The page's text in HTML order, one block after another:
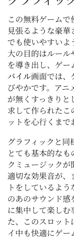
この無料ゲーム
見張るような豪
でも使いやすいよ
大の目的はルー
を導き出し、ゲ
バイル画面では、
びやかです。ア
が無くすっきりと
求して作られたこ
ットを心行くまで
グラフィックと同
とても基本的な
クミュージックが
適切な効果音が、
トをしているよ
のあのサウンド感
に集中して楽しむ
た、このスロット
イ中も快適にゲー